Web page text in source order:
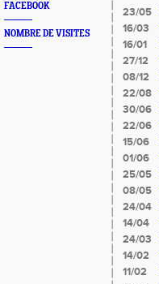
FACEBOOK
NOMBRE DE VISITES
23/05
16/03
16/01
27/12
08/12
22/08
30/06
22/06
15/06
01/06
25/05
08/05
24/04
14/04
24/03
14/02
11/02